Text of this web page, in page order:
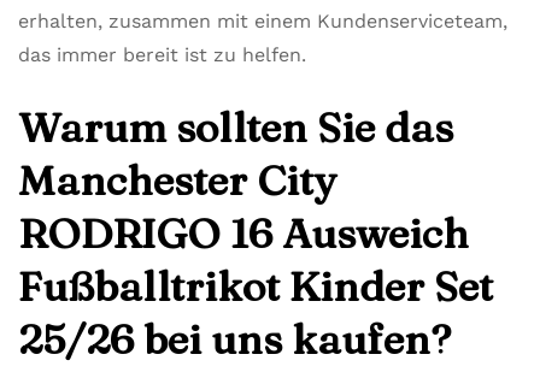
erhalten, zusammen mit einem Kundenserviceteam,
das immer bereit ist zu helfen.
Warum sollten Sie das
Manchester City
RODRIGO 16 Ausweich
Fußballtrikot Kinder Set
25/26 bei uns kaufen?